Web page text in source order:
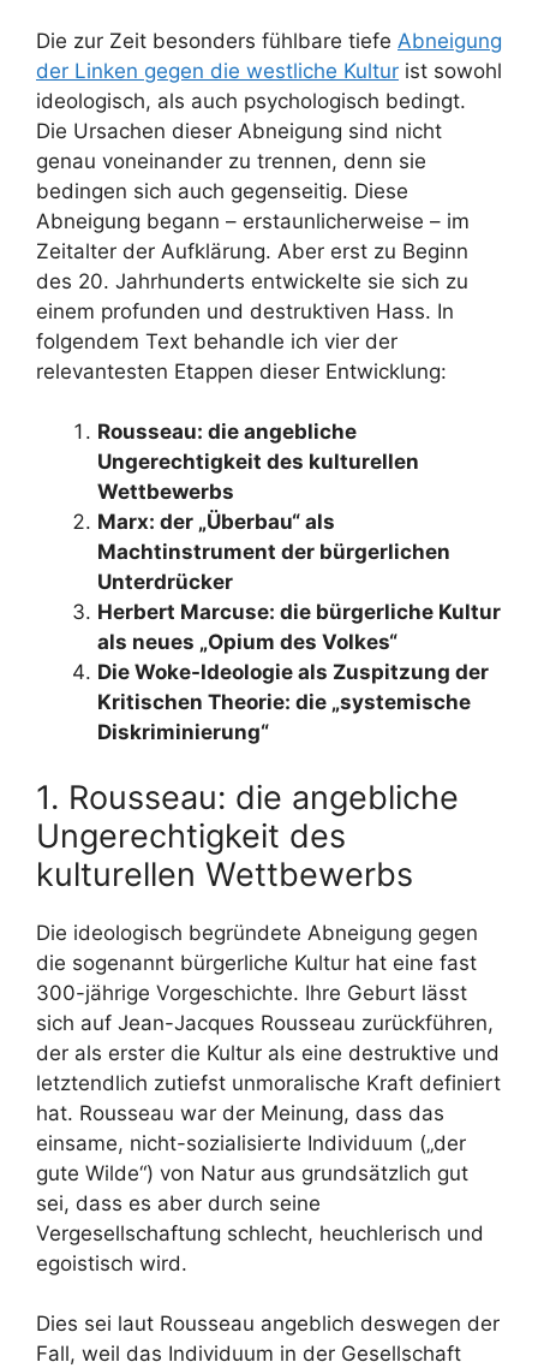
Die zur Zeit besonders fühlbare tiefe Abneigung
der Linken gegen die westliche Kultur ist sowohl
ideologisch, als auch psychologisch bedingt.
Die Ursachen dieser Abneigung sind nicht
genau voneinander zu trennen, denn sie
bedingen sich auch gegenseitig. Diese
Abneigung begann – erstaunlicherweise – im
Zeitalter der Aufklärung. Aber erst zu Beginn
des 20. Jahrhunderts entwickelte sie sich zu
einem profunden und destruktiven Hass. In
folgendem Text behandle ich vier der
relevantesten Etappen dieser Entwicklung:
Rousseau: die angebliche
Ungerechtigkeit des kulturellen
Wettbewerbs
Marx: der „Überbau“ als
Machtinstrument der bürgerlichen
Unterdrücker
Herbert Marcuse: die bürgerliche Kultur
als neues „Opium des Volkes“
Die Woke-Ideologie als Zuspitzung der
Kritischen Theorie: die „systemische
Diskriminierung“
1. Rousseau: die angebliche
Ungerechtigkeit des
kulturellen Wettbewerbs
Die ideologisch begründete Abneigung gegen
die sogenannt bürgerliche Kultur hat eine fast
300-jährige Vorgeschichte. Ihre Geburt lässt
sich auf Jean-Jacques Rousseau zurückführen,
der als erster die Kultur als eine destruktive und
letztendlich zutiefst unmoralische Kraft definiert
hat. Rousseau war der Meinung, dass das
einsame, nicht-sozialisierte Individuum („der
gute Wilde“) von Natur aus grundsätzlich gut
sei, dass es aber durch seine
Vergesellschaftung schlecht, heuchlerisch und
egoistisch wird.
Dies sei laut Rousseau angeblich deswegen der
Fall, weil das Individuum in der Gesellschaft